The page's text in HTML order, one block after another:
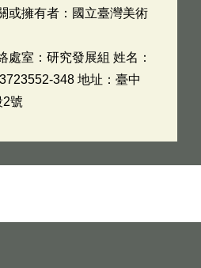
或擁有者：國立臺灣美術
處室：研究發展組 姓名：
348 地址：臺中
2號